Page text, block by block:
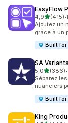
EasyFlow
4,9étoile(s)
(415)
415 avis au•
Ajoutez un
grâce à un
Built
SA
5,0étoile(s)
(386)
386 avis •
Séparez
nuanciers
Built
King